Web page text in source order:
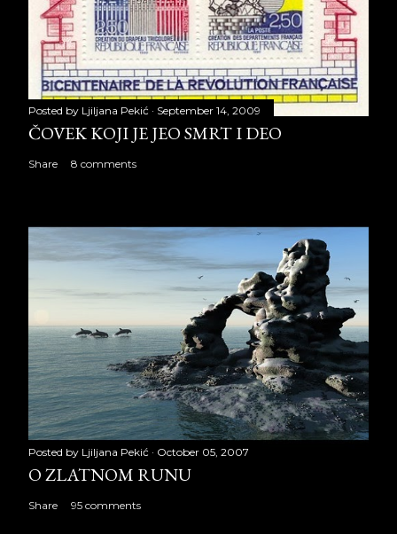
Posted by Ljiljana Pekić September 14, 2009
ČOVEK KOJI JE JEO SMRT I DEO
Share 8 comments
Posted by Ljiljana Pekić October 05, 2007
O ZLATNOM RUNU
Share 95 comments